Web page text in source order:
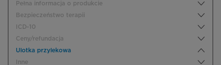
Pełna informacja o produkcie
Bezpieczeństwo terapii
ICD-10
Ceny/refundacja
Ulotka przylekowa
Inne